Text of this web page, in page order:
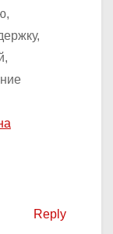
Reply